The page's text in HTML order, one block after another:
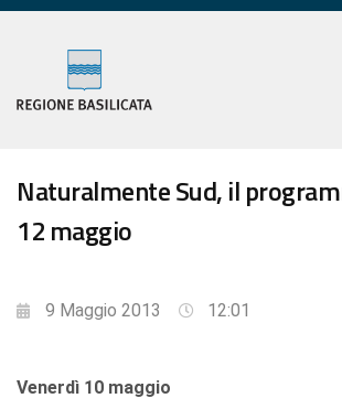
Naturalmente Sud, il
12 maggio
9 Maggio 2013 12:01
Venerdì 10 maggio